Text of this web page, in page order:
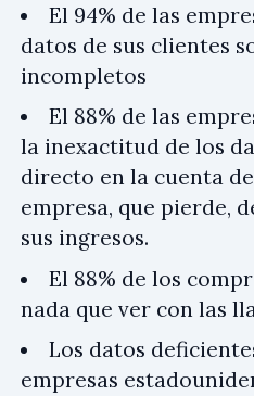
El 94% de las
datos de sus clientes
incompletos
El 88% de las
la inexactitud de los
directo en la cuenta
empresa, que pierde,
sus ingresos.
El 88% de los
nada que ver con las
Los datos
empresas